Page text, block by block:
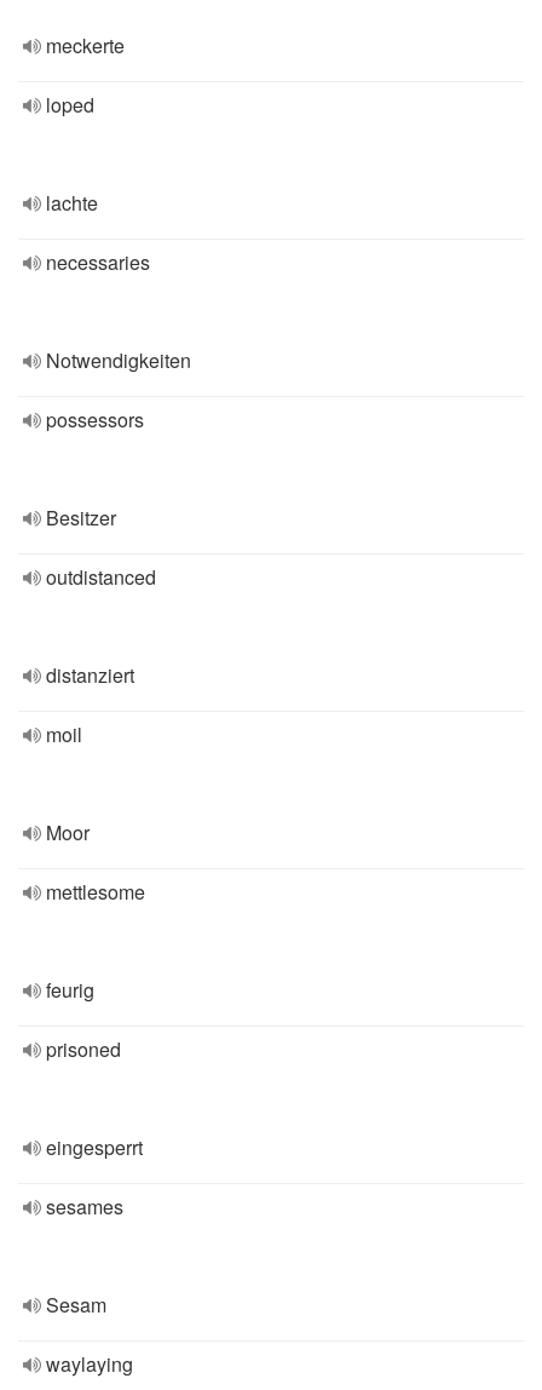
meckerte
loped
lachte
necessaries
Notwendigkeiten
possessors
Besitzer
outdistanced
distanziert
moil
Moor
mettlesome
feurig
prisoned
eingesperrt
sesames
Sesam
waylaying